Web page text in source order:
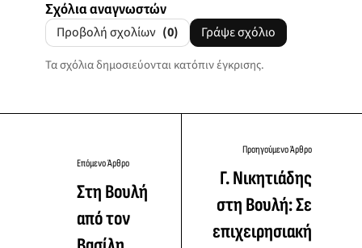
Σχόλια αναγνωστών
Προβολή σχολίων (0) Γράψε σχόλιο
Τα σχόλια δημοσιεύονται κατόπιν έγκρισης.
Επόμενο Άρθρο
Στη Βουλή
από τον
Προηγούμενο Άρθρο
Γ. Νικητιάδης
στη Βουλή: Σε
επιχειρησιακή